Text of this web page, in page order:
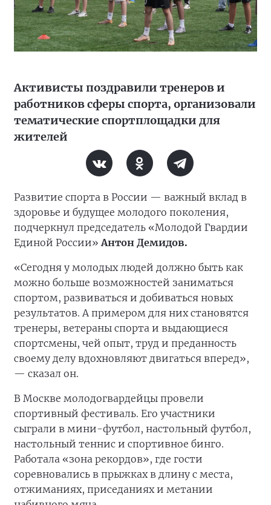
Активисты поздравили тренеров и
работников сферы спорта, организовали
тематические спортплощадки для
жителей
Развитие спорта в России — важный вклад в
здоровье и будущее молодого поколения,
подчеркнул председатель «Молодой Гвардии
Единой России» Антон Демидов.
«Сегодня у молодых людей должно быть как
можно больше возможностей заниматься
спортом, развиваться и добиваться новых
результатов. А примером для них становятся
тренеры, ветераны спорта и выдающиеся
спортсмены, чей опыт, труд и преданность
своему делу вдохновляют двигаться вперед»,
— сказал он.
В Москве молодогвардейцы провели
спортивный фестиваль. Его участники
сыграли в мини-футбол, настольный футбол,
настольный теннис и спортивное бинго.
Работала «зона рекордов», где гости
соревновались в прыжках в длину с места,
отжиманиях, приседаниях и метании